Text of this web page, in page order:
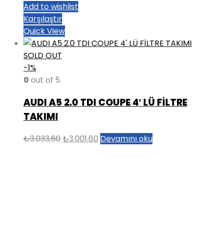
Add to wishlist
Karşılaştır
Quick View
SOLD OUT
-1%
0 out of 5
AUDI A5 2.0 TDI COUPE 4′ LÜ FİLTRE
TAKIMI
₺3.033,60Orijinal
₺3.001,60 Şu
Devamını oku